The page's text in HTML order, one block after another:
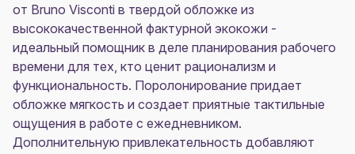
от Bruno Visconti в твердой обложке из
высококачественной фактурной экокожи -
идеальный помощник в деле планирования рабочего
времени для тех, кто ценит рационализм и
функциональность. Поролонирование придает
обложке мягкость и создает приятные тактильные
ощущения в работе с ежедневником.
Дополнительную привлекательность добавляют